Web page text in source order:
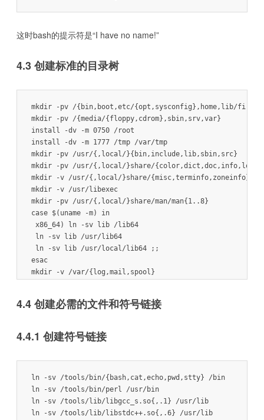
这时bash的提示符是“I have no name!”
4.3 创建标准的目录树
mkdir -pv /{bin,boot,etc/{opt,sysconfig},home,lib/
mkdir -pv /{media/{floppy,cdrom},sbin,srv,var}
install -dv -m 0750 /root
install -dv -m 1777 /tmp /var/tmp
mkdir -pv /usr/{,local/}{bin,include,lib,sbin,src}
mkdir -pv /usr/{,local/}share/
mkdir -v /usr/{,local/}share/{misc,terminfo,zoneinfo}
mkdir -v /usr/libexec
mkdir -pv /usr/{,local/}share/man/man{1..8}
case $(uname -m) in
x86_64) ln -sv lib /lib64
ln -sv lib /usr/lib64
ln -sv lib /usr/local/lib64 ;;
esac
mkdir -v /var/{log,mail,spool}
mkdir -pv /var/{opt,cache,lib/{color,misc,locate},local}
4.4 创建必需的文件和符号链接
4.4.1 创建符号链接
ln -sv /tools/bin/{bash,cat,echo,pwd,stty} /bin
ln -sv /tools/bin/perl /usr/bin
ln -sv /tools/lib/libgcc_s.so{,.1} /usr/lib
ln -sv /tools/lib/libstdc++.so{,.6} /usr/lib